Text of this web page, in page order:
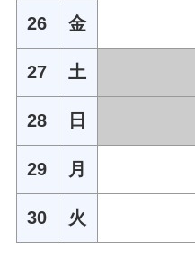
26 金
27 土
28 日
29 月
30 火